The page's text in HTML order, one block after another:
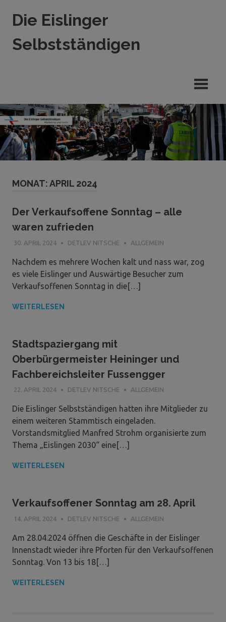
InhaltDie Eislinger
Selbstständigen
in
Hande,
Handwerk
und
Dienstleistung
MONAT:APRIL 2024
Der Verkaufsoffene Sonntag – alle
waren zufrieden
30. APRIL 2024 DETLEV NITSCHE ALLGEMEIN
Nachdem es mehrere Wochen kalt und nass war, zog
es viele Eislinger und Auswärtige Besucher zum
Verkaufsoffenen Sonntag in die[…]
WEITERLESEN
Stadtspaziergang mit
Oberbürgermeister Heininger und
Fachbereichsleiter Fussengger
22. APRIL 2024 DETLEV NITSCHE ALLGEMEIN
Die Eislinger Selbstständigen hatten ihre Mitglieder zu
einem weiteren Stammtisch eingeladen.
Vorstandsmitglied Manfred Strohm organisierte zum
Thema „Eislingen 2030“ eine[…]
WEITERLESEN
Verkaufsoffener Sonntag am 28. April
14. APRIL 2024 DETLEV NITSCHE ALLGEMEIN
Am 28.04.2024 öffnen die Geschäfte in der Eislinger
Innenstadt wieder ihre Pforten für den Verkaufsoffenen
Sonntag. Von 13 bis 18[…]
WEITERLESEN